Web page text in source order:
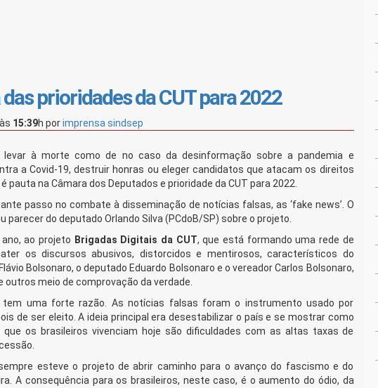
prioridades da CUT para 2022
às 15:39h porimprensa sindsep
à morte como de no caso da desinformação sobre a pandemia e
a Covid-19, destruir honras ou eleger candidatos que atacam os direitos
na Câmara dos Deputados e prioridade da CUT para 2022.
passo no combate à disseminação de notícias falsas, as ‘fake news’. O
do deputado Orlando Silva (PCdoB/SP) sobre o projeto.
ao projeto Brigadas Digitais da CUT, que está formando uma rede de
os discursos abusivos, distorcidos e mentirosos, característicos do
Bolsonaro, o deputado Eduardo Bolsonaro e o vereador Carlos Bolsonaro,
meio de comprovação da verdade.
uma forte razão. As notícias falsas foram o instrumento usado por
de ser eleito. A ideia principal era desestabilizar o país e se mostrar como
que os brasileiros vivenciam hoje são dificuldades com as altas taxas de
esteve o projeto de abrir caminho para o avanço do fascismo e do
A consequência para os brasileiros, neste caso, é o aumento do ódio, da